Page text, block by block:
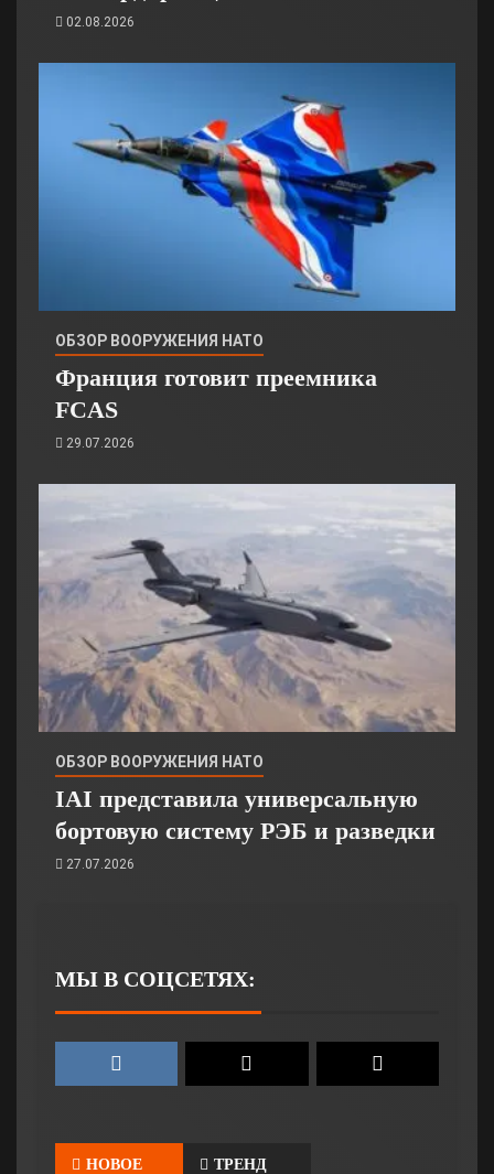
02.08.2026
ОБЗОР ВООРУЖЕНИЯ НАТО
Франция готовит преемника
FCAS
29.07.2026
ОБЗОР ВООРУЖЕНИЯ НАТО
IAI представила универсальную
бортовую систему РЭБ и разведки
27.07.2026
МЫ В СОЦСЕТЯХ:
НОВОЕ ТРЕНД